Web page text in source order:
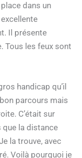
dans un
Il présente
Tous les feux sont
handicap qu’il
parcours mais
C’était sur
que la distance
la trouve, avec
Voilà pourquoi je